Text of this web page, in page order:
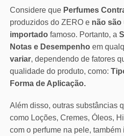
Considere que Perfumes
produzidos do ZERO e não
importado famoso. Portanto, a
Notas e Desempenho em
variar, dependendo de fatores
qualidade do produto, como:
Forma de Aplicação.
Além disso, outras substâncias
como Loções, Cremes, Óleos,
com o perfume na pele,